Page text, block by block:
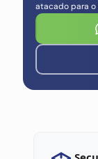
atacado para